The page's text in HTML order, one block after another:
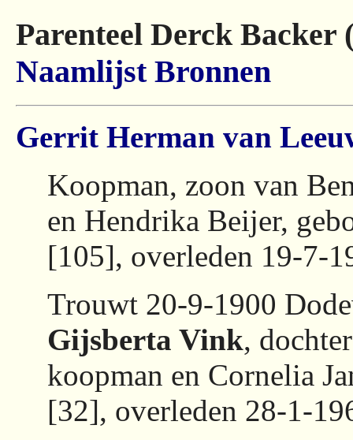
Parenteel Derck Backer
Naamlijst Bronnen
Gerrit Herman van
Koopman, zoon van
en Hendrika Beijer,
[105], overleden 19-7-
Trouwt 20-9-1900
Gijsberta Vink,
koopman en Cornelia
[32], overleden 28-1-